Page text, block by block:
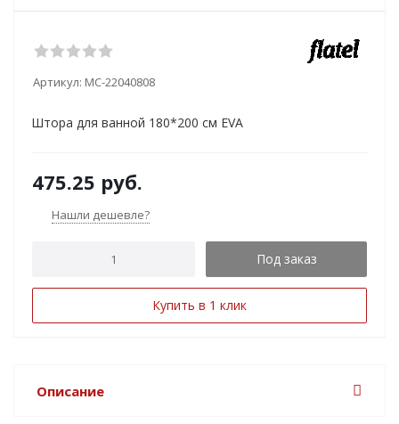
Артикул: MC-22040808
Штора для ванной 180*200 см EVA
475.25 руб.
Нашли дешевле?
Под заказ
Купить в 1 клик
Описание